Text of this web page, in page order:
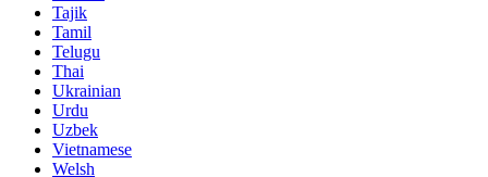
Tajik
Tamil
Telugu
Thai
Ukrainian
Urdu
Uzbek
Vietnamese
Welsh